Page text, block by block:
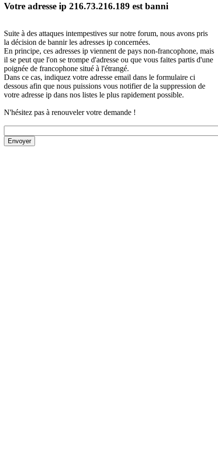
Votre adresse ip 216.73.216.189 est banni
Suite à des attaques intempestives sur notre forum, nous avons pris
la décision de bannir les adresses ip concernées.
En principe, ces adresses ip viennent de pays non-francophone, mais
il se peut que l'on se trompe d'adresse ou que vous faites partis d'une
poignée de francophone situé à l'étrangé.
Dans ce cas, indiquez votre adresse email dans le formulaire ci
dessous afin que nous puissions vous notifier de la suppression de
votre adresse ip dans nos listes le plus rapidement possible.
N'hésitez pas à renouveler votre demande !